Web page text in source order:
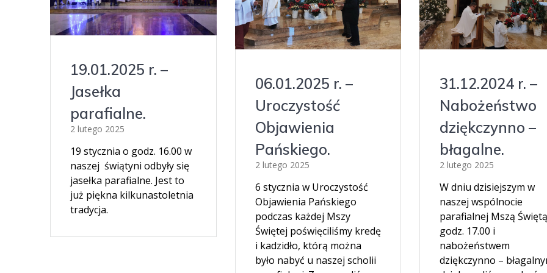
19.01.2025 r. –
Jasełka
parafialne.
2 lutego 2025
19 stycznia o godz. 16.00 w
naszej świątyni odbyły się
jasełka parafialne. Jest to
już piękna kilkunastoletnia
tradycja.
06.01.2025 r. –
Uroczystość
Objawienia
Pańskiego.
2 lutego 2025
6 stycznia w Uroczystość
Objawienia Pańskiego
podczas każdej Mszy
Świętej poświęciliśmy kredę
i kadzidło, którą można
było nabyć u naszej scholii
31.12.2024 r. –
Nabożeństwo
dziękczynno –
błagalne.
2 lutego 2025
W dniu dzisiejszym w
naszej wspólnocie
parafialnej Mszą
godz. 17.00 i
nabożeństwem
dziękczynno –